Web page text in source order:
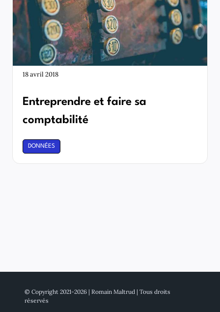
18 avril 2018
Entreprendre et faire sa
comptabilité
DONNÉES
© Copyright 2021-2026 | Romain Maltrud | Tous droits
réservés